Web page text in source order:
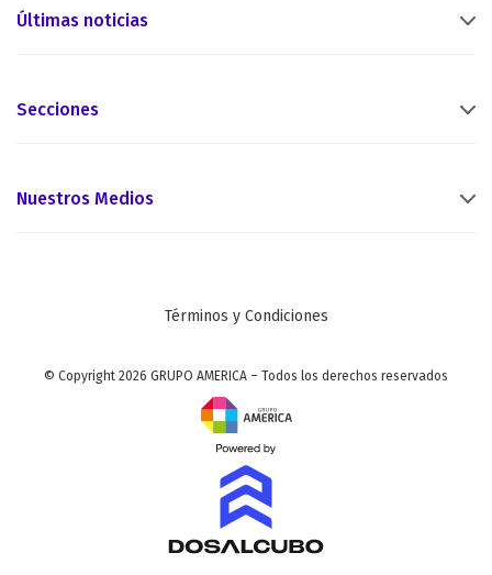
Últimas noticias
Secciones
Nuestros Medios
Términos y Condiciones
© Copyright 2026 GRUPO AMERICA – Todos los derechos reservados